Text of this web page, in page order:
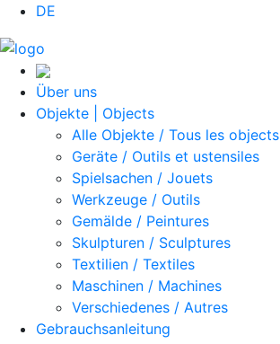
DE
Über uns
Objekte | Objects
Alle Objekte / Tous les objects
Geräte / Outils et ustensiles
Spielsachen / Jouets
Werkzeuge / Outils
Gemälde / Peintures
Skulpturen / Sculptures
Textilien / Textiles
Maschinen / Machines
Verschiedenes / Autres
Gebrauchsanleitung